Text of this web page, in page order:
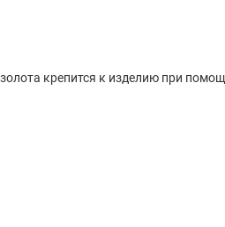
крепится к изделию при